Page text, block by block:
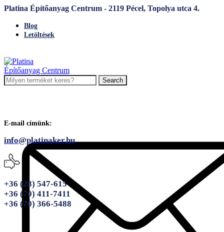
Platina Építőanyag Centrum - 2119 Pécel, Topolya utca 4.
Blog
Letöltések
Search
E-mail címünk:
info@platinaker.hu
+36 (28) 547-615
+36 (70) 411-7411
+36 (70) 366-5488